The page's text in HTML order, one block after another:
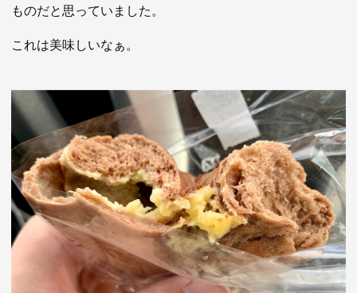
ものだと思っていました。
これは美味しいなぁ。